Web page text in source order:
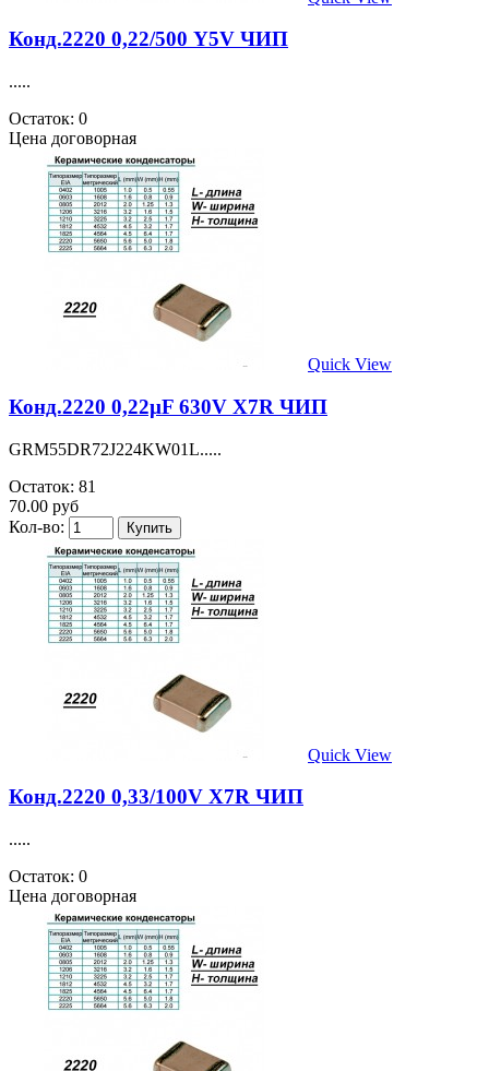
Конд.2220 0,22/500 Y5V ЧИП
.....
Остаток: 0
Цена договорная
Quick View
Конд.2220 0,22µF 630V X7R ЧИП
GRM55DR72J224KW01L.....
Остаток: 81
70.00 руб
Кол-во:
Quick View
Конд.2220 0,33/100V X7R ЧИП
.....
Остаток: 0
Цена договорная